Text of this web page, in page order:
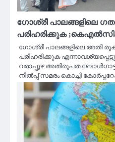
ഗോശ്രീ പാലങ്ങളിലെ
പരിഹരിക്കുക
ഗോശ്രീ പാലങ്ങളിലെ അതി
പരിഹരിക്കുക
വരാപ്പുഴ അതിരൂപത
നിൽപ്പ് സമരം കൊച്ചി